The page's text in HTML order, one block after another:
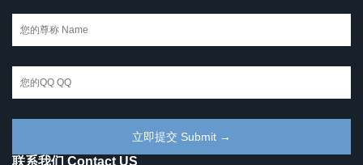
联系我们 Contact US